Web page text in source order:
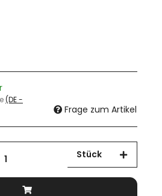
(DE -
Frage zum Artikel
Stück